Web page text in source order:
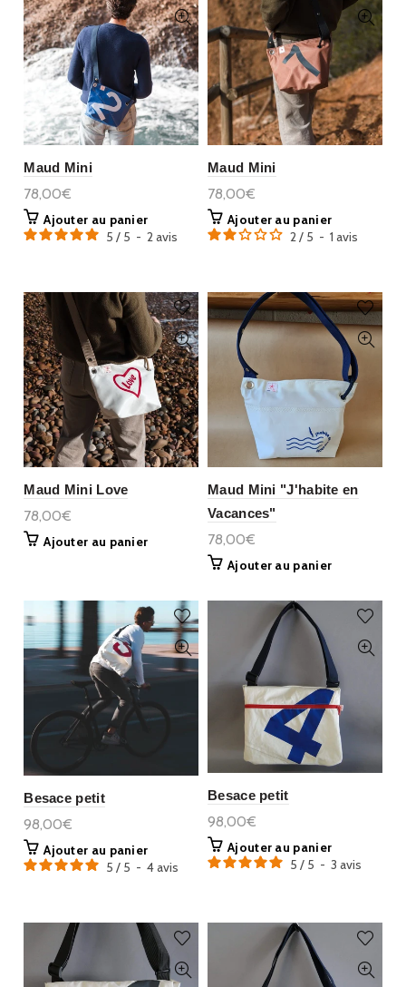
Maud Mini
78,00€
Ajouter au panier
5 / 5 - 2avis
Maud Mini
78,00€
Ajouter au panier
2/ 5 - 1 avis
Maud Mini Love
78,00€
Ajouter au panier
Maud Mini "J'habite en
Vacances"
78,00€
Ajouter au panier
Besace petit
98,00€
Ajouter au panier
5 / 5 - 4avis
Besace petit
98,00€
Ajouter au panier
5 / 5 - 3 avis